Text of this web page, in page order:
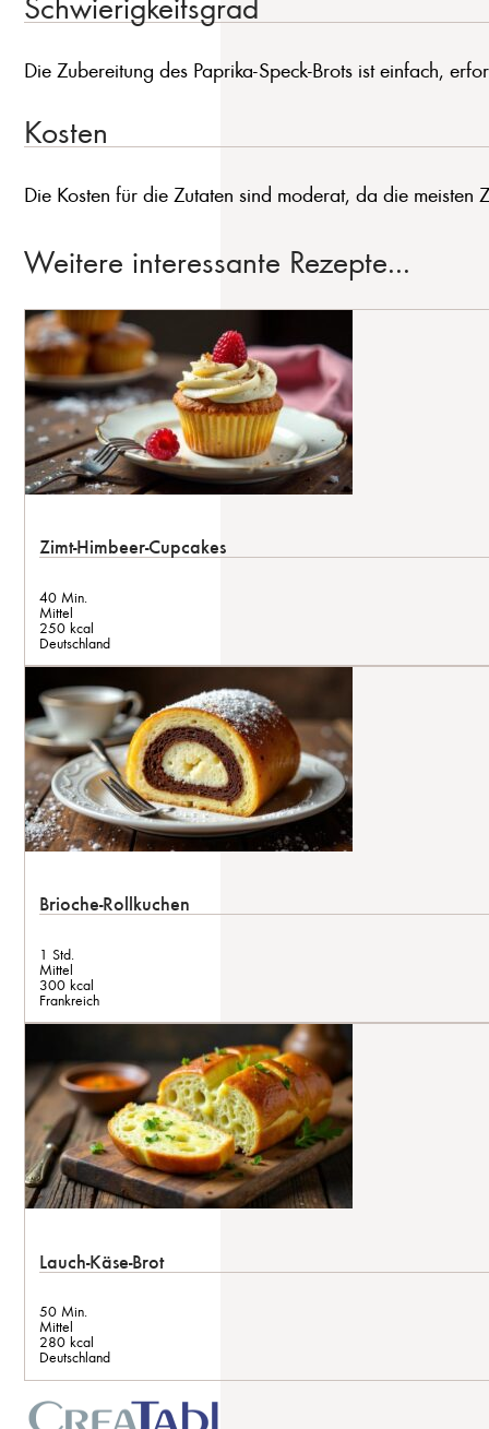
Die Zubereitung des Paprika-Speck-Brots ist einfach,
Kosten
Die Kosten für die Zutaten sind moderat, da die
Weitere interessante Rezepte...
Zimt-Himbeer-Cupcakes
40 Min.
Mittel
250 kcal
Deutschland
Brioche-Rollkuchen
1 Std.
Mittel
300 kcal
Frankreich
Lauch-Käse-Brot
50 Min.
Mittel
280 kcal
Deutschland